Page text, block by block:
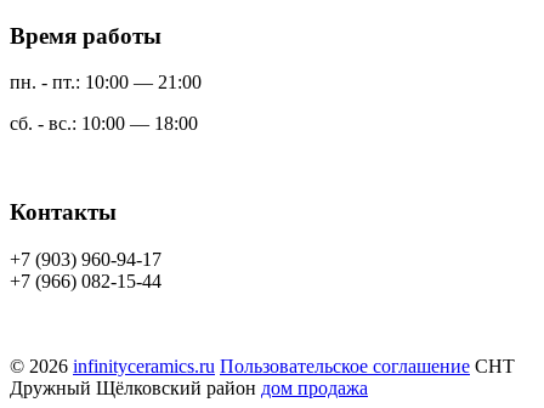
Время работы
пн. - пт.: 10:00 — 21:00
сб. - вс.: 10:00 — 18:00
Контакты
+7 (903) 960-94-17
+7 (966) 082-15-44
© 2026 infinityceramics.ru Пользовательское соглашение СНТ
Дружный Щёлковский район дом продажа